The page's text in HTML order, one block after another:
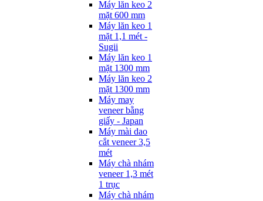
Máy lăn keo 2
mặt 600 mm
Máy lăn keo 1
mặt 1,1 mét -
Sugii
Máy lăn keo 1
mặt 1300 mm
Máy lăn keo 2
mặt 1300 mm
Máy may
veneer bằng
giấy - Japan
Máy mài dao
cắt veneer 3,5
mét
Máy chà nhám
veneer 1,3 mét
1 trục
Máy chà nhám